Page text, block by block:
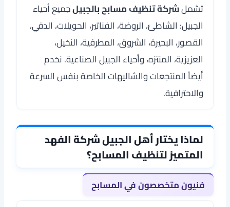
تشملشركة تنظيف مسابح بالجبيلجميع أحياء
الجبيل: الشاطئ، الروضة، الفناتير، الحويلات، الدفي،
القصور، البحيرة، الشروق، المطرفية، النخيل،
العزيزية، المنتزه، وأحياء الجبيل الصناعية. نخدم
أيضاً المنتجعات والشاليهات الخاصة بنفس السرعة
والاحترافية.
لماذا يختار أهل الجبيل شركة الفهد
المتميز لتنظيف المسابح؟
فنيون متخصصون في المسابح